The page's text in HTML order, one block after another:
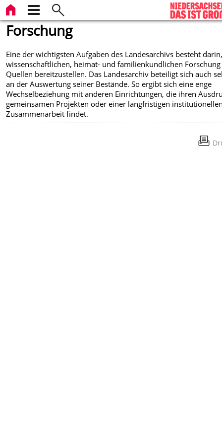
Forschung
Eine der wichtigsten Aufgaben des Landesarchivs besteht
wissenschaftlichen, heimat- und familienkundlichen Forschung
Quellen bereitzustellen. Das Landesarchiv beteiligt sich auch
an der Auswertung seiner Bestände. So ergibt sich eine enge
Wechselbeziehung mit anderen Einrichtungen, die ihren
gemeinsamen Projekten oder einer langfristigen
Zusammenarbeit findet.